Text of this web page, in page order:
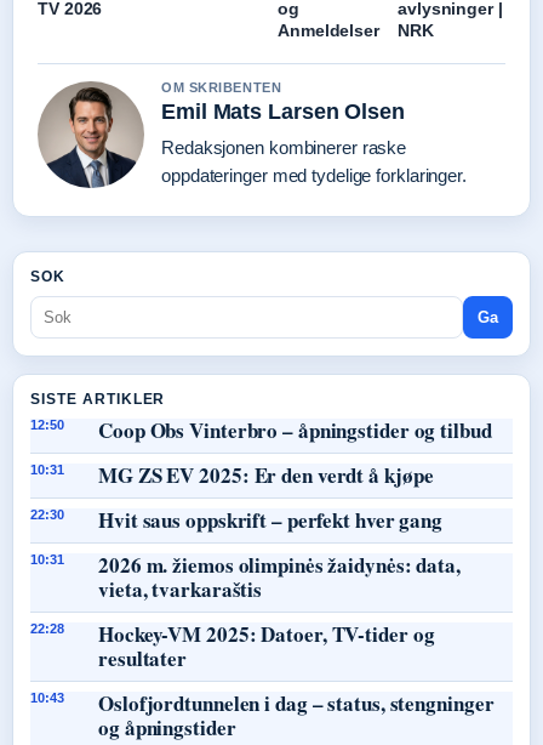
TV 2026
og
Anmeldelser
avlysninger |
NRK
OM SKRIBENTEN
Emil Mats Larsen Olsen
Redaksjonen kombinerer raske
oppdateringer med tydelige forklaringer.
SOK
Ga
SISTE ARTIKLER
12:50 Coop Obs Vinterbro – åpningstider og tilbud
10:31 MG ZS EV 2025: Er den verdt å kjøpe
22:30 Hvit saus oppskrift – perfekt hver gang
10:31
2026 m. žiemos olimpinės žaidynės: data,
vieta, tvarkaraštis
22:28
Hockey-VM 2025: Datoer, TV-tider og
resultater
10:43
Oslofjordtunnelen i dag – status, stengninger
og åpningstider